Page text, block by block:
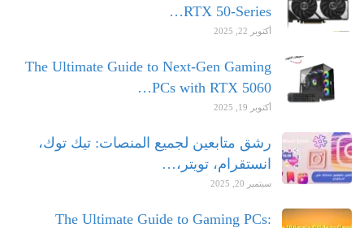
RTX 50-Series…
أكتوبر 22, 2025
The Ultimate Guide to Next-Gen Gaming
PCs with RTX 5060…
أكتوبر 19, 2025
رشق متابعين لجميع المنصات: تيك توك،
انستقرام، تويتر،…
سبتمبر 20, 2025
The Ultimate Guide to Gaming PCs: